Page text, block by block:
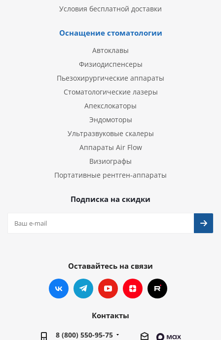
Условия бесплатной доставки
Оснащение стоматологии
Автоклавы
Физиодиспенсеры
Пьезохирургические аппараты
Стоматологические лазеры
Апекслокаторы
Эндомоторы
Ультразвуковые скалеры
Аппараты Air Flow
Визиографы
Портативные рентген-аппараты
Подписка на скидки
Оставайтесь на связи
Контакты
8 (800) 550-95-75